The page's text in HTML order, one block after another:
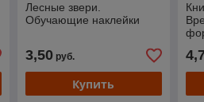
Лесные звери.
Обучающие наклейки
3,50руб.
Купить